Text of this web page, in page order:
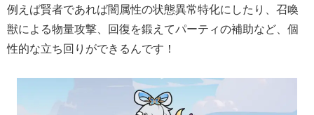
例えば賢者であれば闇属性の状態異常特化にしたり、召喚
獣による物量攻撃、回復を鍛えてパーティの補助など、個
性的な立ち回りができるんです！